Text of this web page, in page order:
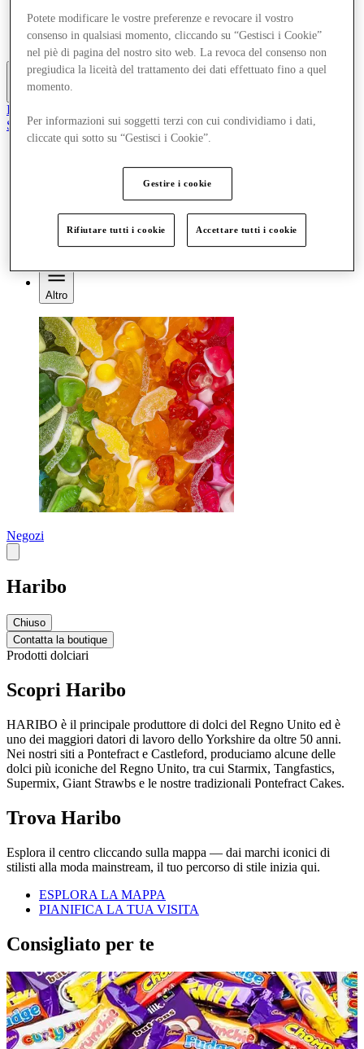
Mangia e Bevi
Gift Card
Servizi
Altro
Il Club
Salvata
it
Pianifica la tua visita
Cosa c'è in programma
Mangia e Bevi
Altro
Negozi
Haribo
Chiuso
Contatta la boutique
Prodotti dolciari
Scopri Haribo
HARIBO è il principale produttore di dolci del Regno Unito ed è
uno dei maggiori datori di lavoro dello Yorkshire da oltre 50 anni.
Nei nostri siti a Pontefract e Castleford, produciamo alcune delle
dolci più iconiche del Regno Unito, tra cui Starmix, Tangfastics,
Supermix, Giant Strawbs e le nostre tradizionali Pontefract Cakes.
Trova Haribo
Esplora il centro cliccando sulla mappa — dai marchi iconici di
stilisti alla moda mainstream, il tuo percorso di stile inizia qui.
ESPLORA LA MAPPA
PIANIFICA LA TUA VISITA
Consigliato per te
Potete modificare le vostre preferenze e revocare il vostro
consenso in qualsiasi momento, cliccando su “Gestisci i Cookie”
nel piè di pagina del nostro sito web. La revoca del consenso non
pregiudica la liceità del trattamento dei dati effettuato fino a quel
momento.
Per informazioni sui soggetti terzi con cui condividiamo i dati,
cliccate qui sotto su “Gestisci i Cookie”.
Gestire i cookie
Rifiutare tutti i cookie Accettare tutti i cookie